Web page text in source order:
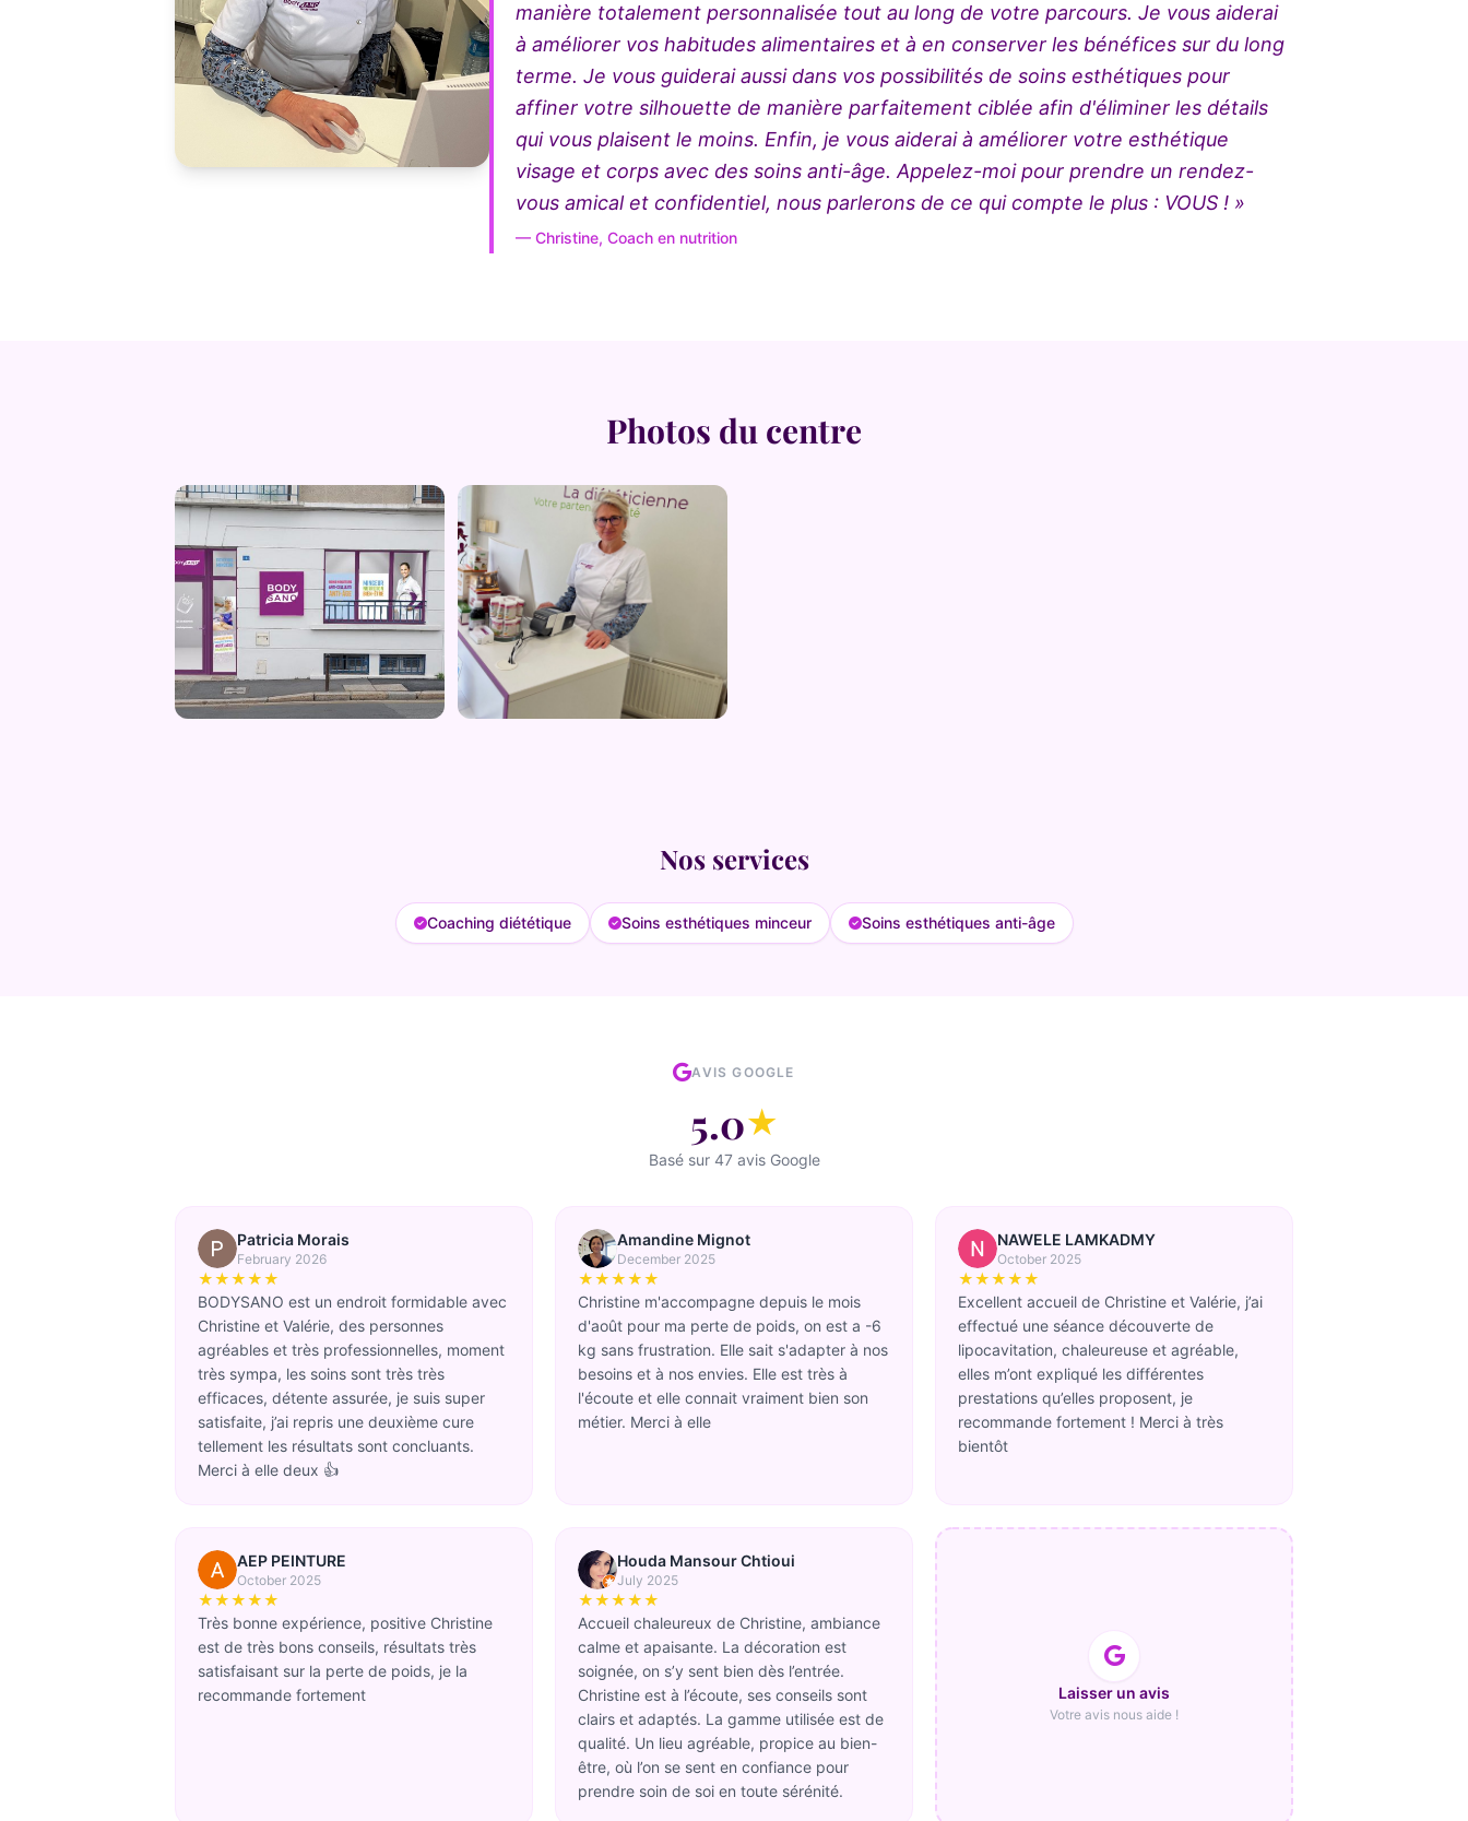
manière totalement personnalisée tout au long de votre parcours. Je vous aiderai
à améliorer vos habitudes alimentaires et à en conserver les bénéfices sur du long
terme. Je vous guiderai aussi dans vos possibilités de soins esthétiques pour
affiner votre silhouette de manière parfaitement ciblée afin d'éliminer les détails
qui vous plaisent le moins. Enfin, je vous aiderai à améliorer votre esthétique
visage et corps avec des soins anti-âge. Appelez-moi pour prendre un rendez-
vous amical et confidentiel, nous parlerons de ce qui compte le plus : VOUS ! »
— Christine, Coach en nutrition
Photos du centre
Nos services
Coaching diététique Soins esthétiques minceur Soins esthétiques anti-âge
AVIS GOOGLE
5.0★
Basé sur 47 avis Google
Patricia Morais
February 2026
★★★★★
BODYSANO est un endroit formidable avec
Christine et Valérie, des personnes
agréables et très professionnelles, moment
très sympa, les soins sont très très
efficaces, détente assurée, je suis super
satisfaite, j’ai repris une deuxième cure
tellement les résultats sont concluants.
Merci à elle deux 👍
Amandine Mignot
December 2025
★★★★★
Christine m'accompagne depuis le mois
d'août pour ma perte de poids, on est a -6
kg sans frustration. Elle sait s'adapter à nos
besoins et à nos envies. Elle est très à
l'écoute et elle connait vraiment bien son
métier. Merci à elle
NAWELE LAMKADMY
October 2025
★★★★★
Excellent accueil de Christine et Valérie, j’ai
effectué une séance découverte de
lipocavitation, chaleureuse et agréable,
elles m’ont expliqué les différentes
prestations qu’elles proposent, je
recommande fortement ! Merci à très
bientôt
AEP PEINTURE
October 2025
★★★★★
Très bonne expérience, positive Christine
est de très bons conseils, résultats très
satisfaisant sur la perte de poids, je la
recommande fortement
Houda Mansour Chtioui
July 2025
★★★★★
Accueil chaleureux de Christine, ambiance
calme et apaisante. La décoration est
soignée, on s’y sent bien dès l’entrée.
Christine est à l’écoute, ses conseils sont
clairs et adaptés. La gamme utilisée est de
qualité. Un lieu agréable, propice au bien-
être, où l’on se sent en confiance pour
prendre soin de soi en toute sérénité.
Laisser un avis
Votre avis nous aide !